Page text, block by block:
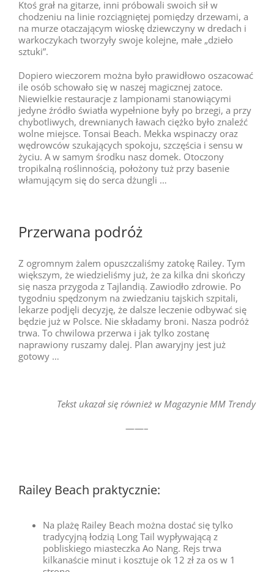
Ktoś grał na gitarze, inni próbowali swoich sił w
chodzeniu na linie rozciągniętej pomiędzy drzewami, a
na murze otaczającym wioskę dziewczyny w dredach i
warkoczykach tworzyły swoje kolejne, małe „dzieło
sztuki”.
Dopiero wieczorem można było prawidłowo oszacować
ile osób schowało się w naszej magicznej zatoce.
Niewielkie restauracje z lampionami stanowiącymi
jedyne źródło światła wypełnione były po brzegi, a przy
chybotliwych, drewnianych ławach ciężko było znaleźć
wolne miejsce. Tonsai Beach. Mekka wspinaczy oraz
wędrowców szukających spokoju, szczęścia i sensu w
życiu. A w samym środku nasz domek. Otoczony
tropikalną roślinnością, położony tuż przy basenie
włamującym się do serca dżungli …
Przerwana podróż
Z ogromnym żalem opuszczaliśmy zatokę Railey. Tym
większym, że wiedzieliśmy już, że za kilka dni skończy
się nasza przygoda z Tajlandią. Zawiodło zdrowie. Po
tygodniu spędzonym na zwiedzaniu tajskich szpitali,
lekarze podjęli decyzję, że dalsze leczenie odbywać się
będzie już w Polsce. Nie składamy broni. Nasza podróż
trwa. To chwilowa przerwa i jak tylko zostanę
naprawiony ruszamy dalej. Plan awaryjny jest już
gotowy …
Tekst ukazał się również w Magazynie MM Trendy
——–
Railey Beach praktycznie:
Na plażę Railey Beach można dostać się tylko
tradycyjną łodzią Long Tail wypływającą z
pobliskiego miasteczka Ao Nang. Rejs trwa
kilkanaście minut i kosztuje ok 12 zł za os w 1